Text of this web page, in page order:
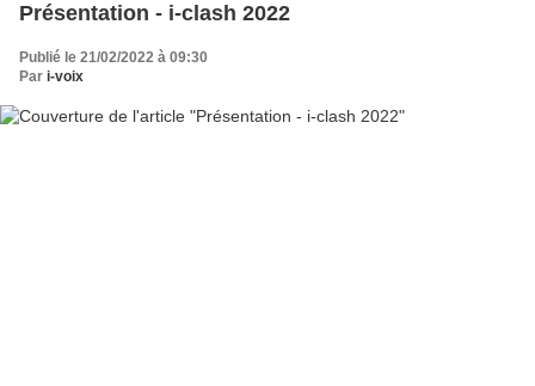
Présentation - i-clash 2022
Publié le 21/02/2022 à 09:30
Par i-voix